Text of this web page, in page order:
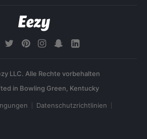
LLC. Alle Rechte vorbehalten
Datenschutzrichtlinien